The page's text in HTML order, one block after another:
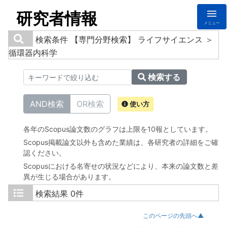
研究者情報 メニュー
検索条件
【専門分野検索】 ライフサイエンス ＞
循環器内科学
検索する
AND検索 OR検索 使い方
各年のScopus論文数のグラフは上限を10報としています。
Scopus掲載論文以外も含めた業績は、各研究者の詳細をご確
認ください。
Scopusにおける名寄せの状況などにより、本来の論文数と差
異が生じる場合があります。
検索結果 0件
このページの先頭へ▲